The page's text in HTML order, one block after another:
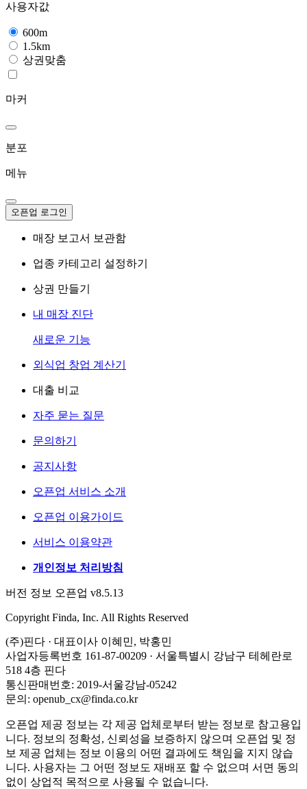
사용자값
600m
1.5km
상권맞춤
마커
분포
메뉴
오픈업 로그인
매장 보고서 보관함
업종 카테고리 설정하기
상권 만들기
내 매장 진단
새로운 기능
외식업 창업 계산기
대출 비교
자주 묻는 질문
문의하기
공지사항
오픈업 서비스 소개
오픈업 이용가이드
서비스 이용약관
개인정보 처리방침
버전 정보 오픈업 v8.5.13
Copyright Finda, Inc. All Rights Reserved
(주)핀다 · 대표이사 이혜민, 박홍민
사업자등록번호 161-87-00209 · 서울특별시 강남구 테헤란로
518 4층 핀다
통신판매번호: 2019-서울강남-05242
문의: openub_cx@finda.co.kr
오픈업 제공 정보는 각 제공 업체로부터 받는 정보로 참고용입
니다. 정보의 정확성, 신뢰성을 보증하지 않으며 오픈업 및 정
보 제공 업체는 정보 이용의 어떤 결과에도 책임을 지지 않습
니다. 사용자는 그 어떤 정보도 재배포 할 수 없으며 서면 동의
없이 상업적 목적으로 사용될 수 없습니다.